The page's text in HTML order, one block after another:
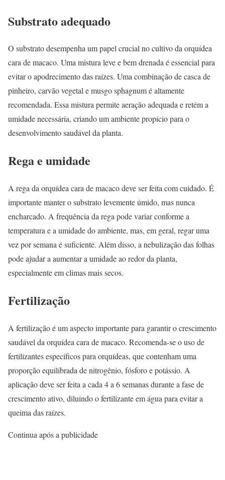
Substrato adequado
O substrato desempenha um papel crucial no cultivo da orquídea
cara de macaco. Uma mistura leve e bem drenada é essencial para
evitar o apodrecimento das raízes. Uma combinação de casca de
pinheiro, carvão vegetal e musgo sphagnum é altamente
recomendada. Essa mistura permite aeração adequada e retém a
umidade necessária, criando um ambiente propício para o
desenvolvimento saudável da planta.
Rega e umidade
A rega da orquídea cara de macaco deve ser feita com cuidado. É
importante manter o substrato levemente úmido, mas nunca
encharcado. A frequência da rega pode variar conforme a
temperatura e a umidade do ambiente, mas, em geral, regar uma
vez por semana é suficiente. Além disso, a nebulização das folhas
pode ajudar a aumentar a umidade ao redor da planta,
especialmente em climas mais secos.
Fertilização
A fertilização é um aspecto importante para garantir o crescimento
saudável da orquídea cara de macaco. Recomenda-se o uso de
fertilizantes específicos para orquídeas, que contenham uma
proporção equilibrada de nitrogênio, fósforo e potássio. A
aplicação deve ser feita a cada 4 a 6 semanas durante a fase de
crescimento ativo, diluindo o fertilizante em água para evitar a
queima das raízes.
Continua após a publicidade